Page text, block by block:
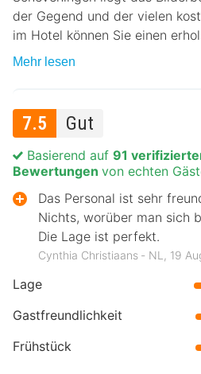
der Gegend und der vielen
im Hotel können Sie einen
Mehr lesen
7.5 Gut
Lage
Gastfreundlichkeit
Frühstück
Basierend auf 91
Bewertungen von echten
Das Personal ist sehr
Nichts, worüber man sich
Die Lage ist perfekt.
Cynthia Christiaans ‐ NL, 19